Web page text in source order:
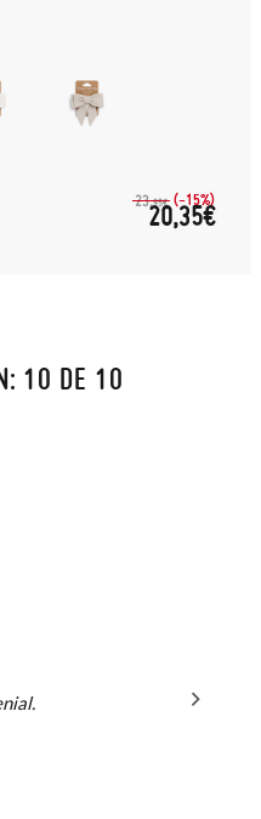
23,95€ (-15%)
20,35€
10 DE 10